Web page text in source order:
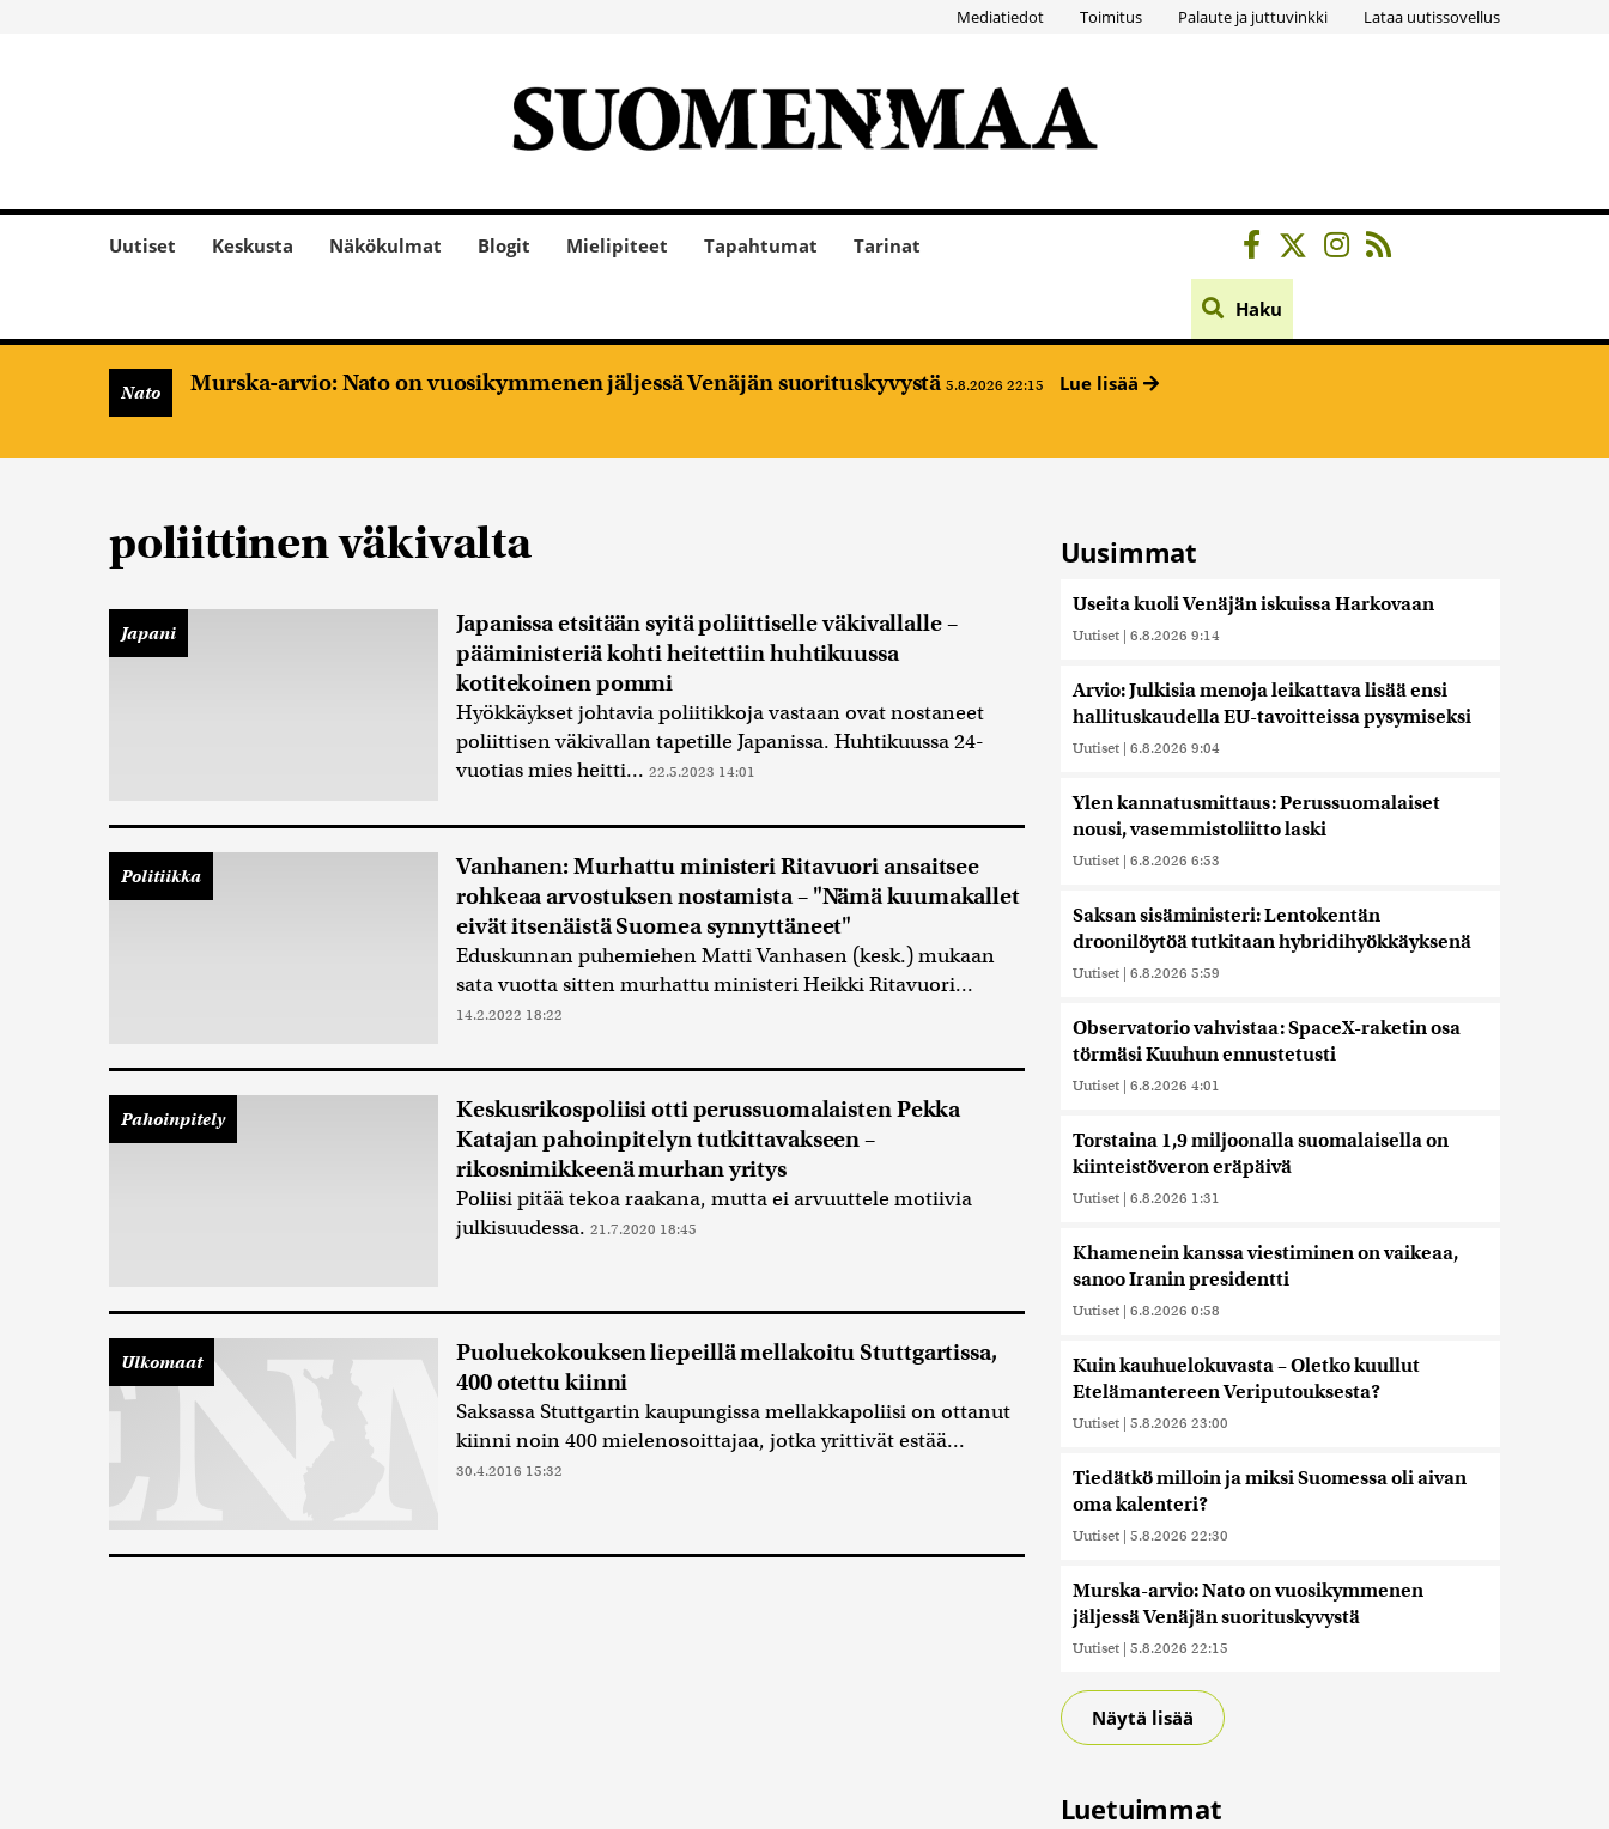
Mediatiedot Toimitus Palaute ja juttuvinkki Lataa uutissovellus
Uutiset Keskusta Näkökulmat Blogit Mielipiteet Tapahtumat Tarinat
Haku
Nato Murska-arvio: Nato on vuosikymmenen jäljessä Venäjän suorituskyvystä 5.8.2026 22:15 Lue lisää
poliittinen väkivalta
Japani
Japanissa etsitään syitä poliittiselle väkivallalle –
pääministeriä kohti heitettiin huhtikuussa
kotitekoinen pommi
Hyökkäykset johtavia poliitikkoja vastaan ovat nostaneet
poliittisen väkivallan tapetille Japanissa. Huhtikuussa 24-
vuotias mies heitti... 22.5.2023 14:01
Politiikka
Vanhanen: Murhattu ministeri Ritavuori ansaitsee
rohkeaa arvostuksen nostamista – "Nämä kuumakallet
eivät itsenäistä Suomea synnyttäneet"
Eduskunnan puhemiehen Matti Vanhasen (kesk.) mukaan
sata vuotta sitten murhattu ministeri Heikki Ritavuori...
14.2.2022 18:22
Pahoinpitely
Keskusrikospoliisi otti perussuomalaisten Pekka
Katajan pahoinpitelyn tutkittavakseen –
rikosnimikkeenä murhan yritys
Poliisi pitää tekoa raakana, mutta ei arvuuttele motiivia
julkisuudessa. 21.7.2020 18:45
Ulkomaat
Puoluekokouksen liepeillä mellakoitu Stuttgartissa,
400 otettu kiinni
Saksassa Stuttgartin kaupungissa mellakkapoliisi on ottanut
kiinni noin 400 mielenosoittajaa, jotka yrittivät estää...
30.4.2016 15:32
Uusimmat
Useita kuoli Venäjän iskuissa Harkovaan
Uutiset | 6.8.2026 9:14
Arvio: Julkisia menoja leikattava lisää ensi
hallituskaudella EU-tavoitteissa pysymiseksi
Uutiset | 6.8.2026 9:04
Ylen kannatusmittaus: Perussuomalaiset
nousi, vasemmistoliitto laski
Uutiset | 6.8.2026 6:53
Saksan sisäministeri: Lentokentän
droonilöytöä tutkitaan hybridihyökkäyksenä
Uutiset | 6.8.2026 5:59
Observatorio vahvistaa: SpaceX-raketin osa
törmäsi Kuuhun ennustetusti
Uutiset | 6.8.2026 4:01
Torstaina 1,9 miljoonalla suomalaisella on
kiinteistöveron eräpäivä
Uutiset | 6.8.2026 1:31
Khamenein kanssa viestiminen on vaikeaa,
sanoo Iranin presidentti
Uutiset | 6.8.2026 0:58
Kuin kauhuelokuvasta – Oletko kuullut
Etelämantereen Veriputouksesta?
Uutiset | 5.8.2026 23:00
Tiedätkö milloin ja miksi Suomessa oli aivan
oma kalenteri?
Uutiset | 5.8.2026 22:30
Murska-arvio: Nato on vuosikymmenen
jäljessä Venäjän suorituskyvystä
Uutiset | 5.8.2026 22:15
Näytä lisää
Luetuimmat